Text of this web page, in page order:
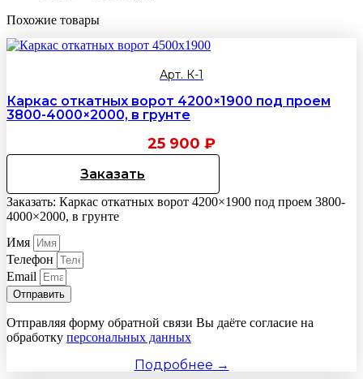
Похожие товары
Арт. К-1
Каркас откатных ворот 4200×1900 под проем
3800-4000×2000, в грунте
25 900 ₽
Заказать
Заказать: Каркас откатных ворот 4200×1900 под проем 3800-
4000×2000, в грунте
Имя
Телефон
Email
Отправить
Отправляя форму обратной связи Вы даёте согласие на
обработку персональных данных
Подробнее →